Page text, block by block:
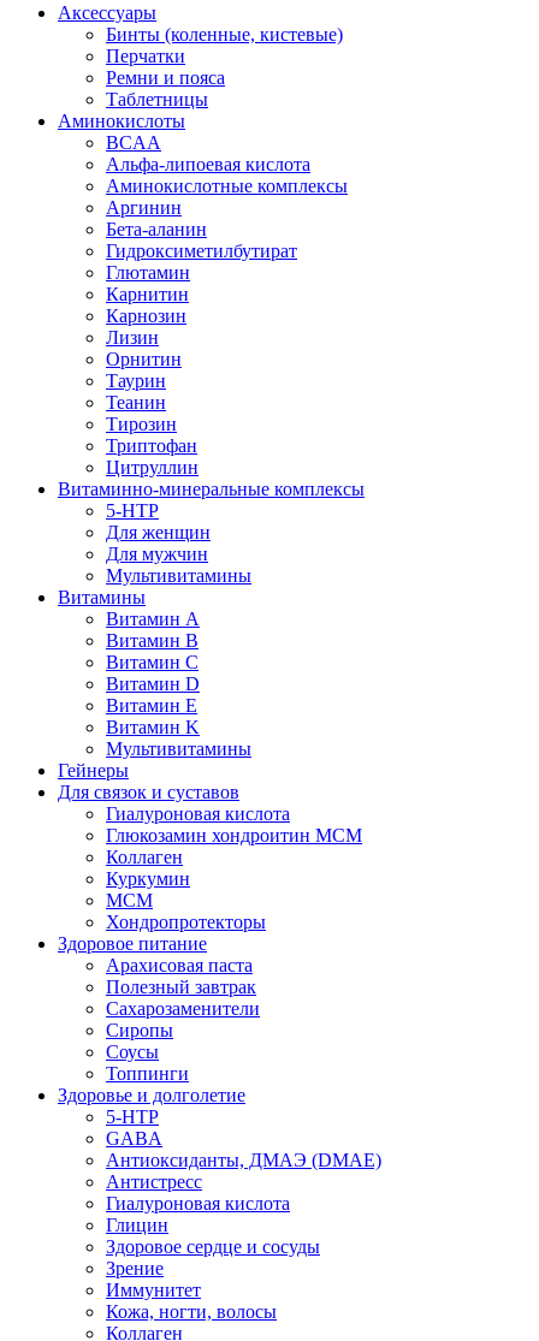
Аксессуары
Бинты (коленные, кистевые)
Перчатки
Ремни и пояса
Таблетницы
Аминокислоты
BCAA
Альфа-липоевая кислота
Аминокислотные комплексы
Аргинин
Бета-аланин
Гидроксиметилбутират
Глютамин
Карнитин
Карнозин
Лизин
Орнитин
Таурин
Теанин
Тирозин
Триптофан
Цитруллин
Витаминно-минеральные комплексы
5-HTP
Для женщин
Для мужчин
Мультивитамины
Витамины
Витамин A
Витамин B
Витамин C
Витамин D
Витамин E
Витамин K
Мультивитамины
Гейнеры
Для связок и суставов
Гиалуроновая кислота
Глюкозамин хондроитин МСМ
Коллаген
Куркумин
МСМ
Хондропротекторы
Здоровое питание
Арахисовая паста
Полезный завтрак
Сахарозаменители
Сиропы
Соусы
Топпинги
Здоровье и долголетие
5-HTP
GABA
Антиоксиданты, ДМАЭ (DMAE)
Антистресс
Гиалуроновая кислота
Глицин
Здоровое сердце и сосуды
Зрение
Иммунитет
Кожа, ногти, волосы
Коллаген